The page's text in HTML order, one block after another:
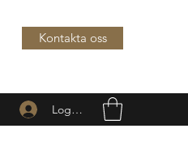
Kontakta oss
Logga in